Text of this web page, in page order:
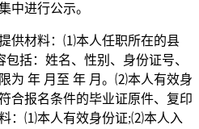
中进行公示。
供材料：⑴本人任职所在的县
括：姓名、性别、身份证号、
为 年 月至 年 月。⑵本人有效身
合报名条件的毕业证原件、复印
：⑴本人有效身份证;⑵本人入